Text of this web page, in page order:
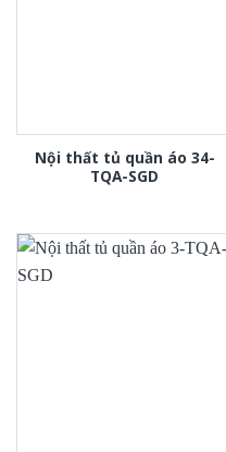
Nội thất tủ quần áo 34-
TQA-SGD